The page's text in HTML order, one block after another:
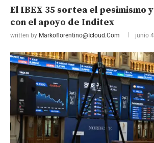
El IBEX 35 sortea el pesimismo
con el apoyo de Inditex
written by Markoflorentino@icloud.com junio